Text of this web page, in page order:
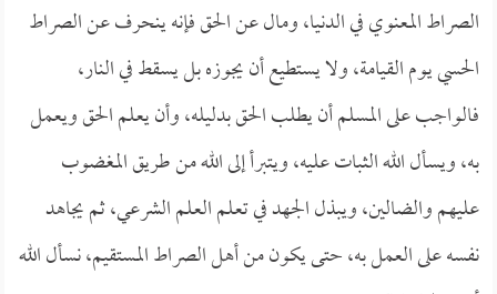
الصراط المعنوي في الدنيا، ومال عن الحق فإنه ينحرف عن الصراط
الحسي يوم القيامة، ولا يستطيع أن يجوزه بل يسقط في النار،
فالواجب على المسلم أن يطلب الحق بدليله، وأن يعلم الحق ويعمل
به، ويسأل الله الثبات عليه، ويتبرأ إلى الله من طريق المغضوب
عليهم والضالين، ويبذل الجهد في تعلم العلم الشرعي، ثم يجاهد
نفسه على العمل به، حتى يكون من أهل الصراط المستقيم، نسأل الله